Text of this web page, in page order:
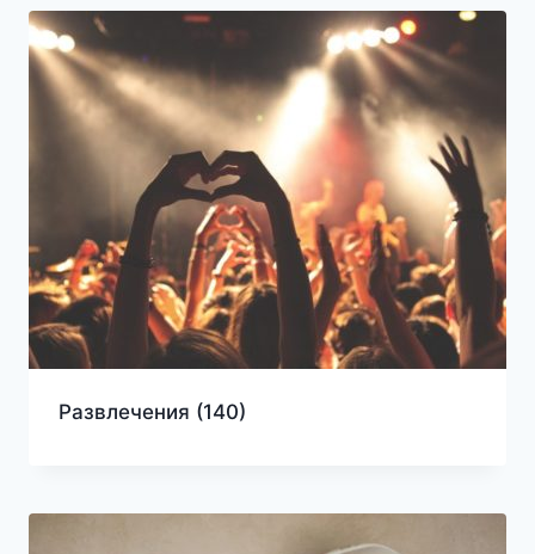
Развлечения (140)